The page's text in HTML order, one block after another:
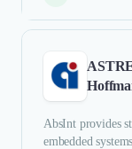
AbsInt provides
embedded